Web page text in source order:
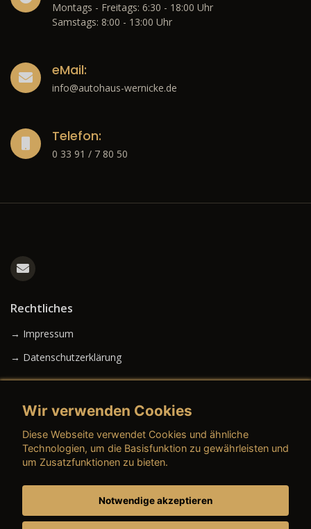
Montags - Freitags: 6:30 - 18:00 Uhr
Samstags: 8:00 - 13:00 Uhr
eMail:
info@autohaus-wernicke.de
Telefon:
0 33 91 / 7 80 50
Rechtliches
→ Impressum
→ Datenschutzerklärung
→ AGB (Gebrauchtwagen)
Wir verwenden Cookies
Diese Webseite verwendet Cookies und ähnliche
Technologien, um die Basisfunktion zu gewährleisten und
um Zusatzfunktionen zu bieten.
Notwendige akzeptieren